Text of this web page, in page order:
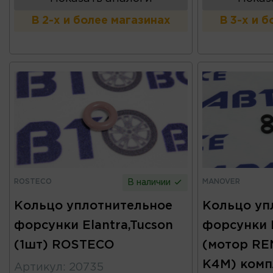
В 2-х и более магазинах В 3-х и
ROSTECO В наличии
Кольцо уплотнительное
форсунки Elantra,Tucson
(1шт) ROSTECO
Артикул : 20735
MANOVER
Кольцо
форсунки
(мотор
K4M)